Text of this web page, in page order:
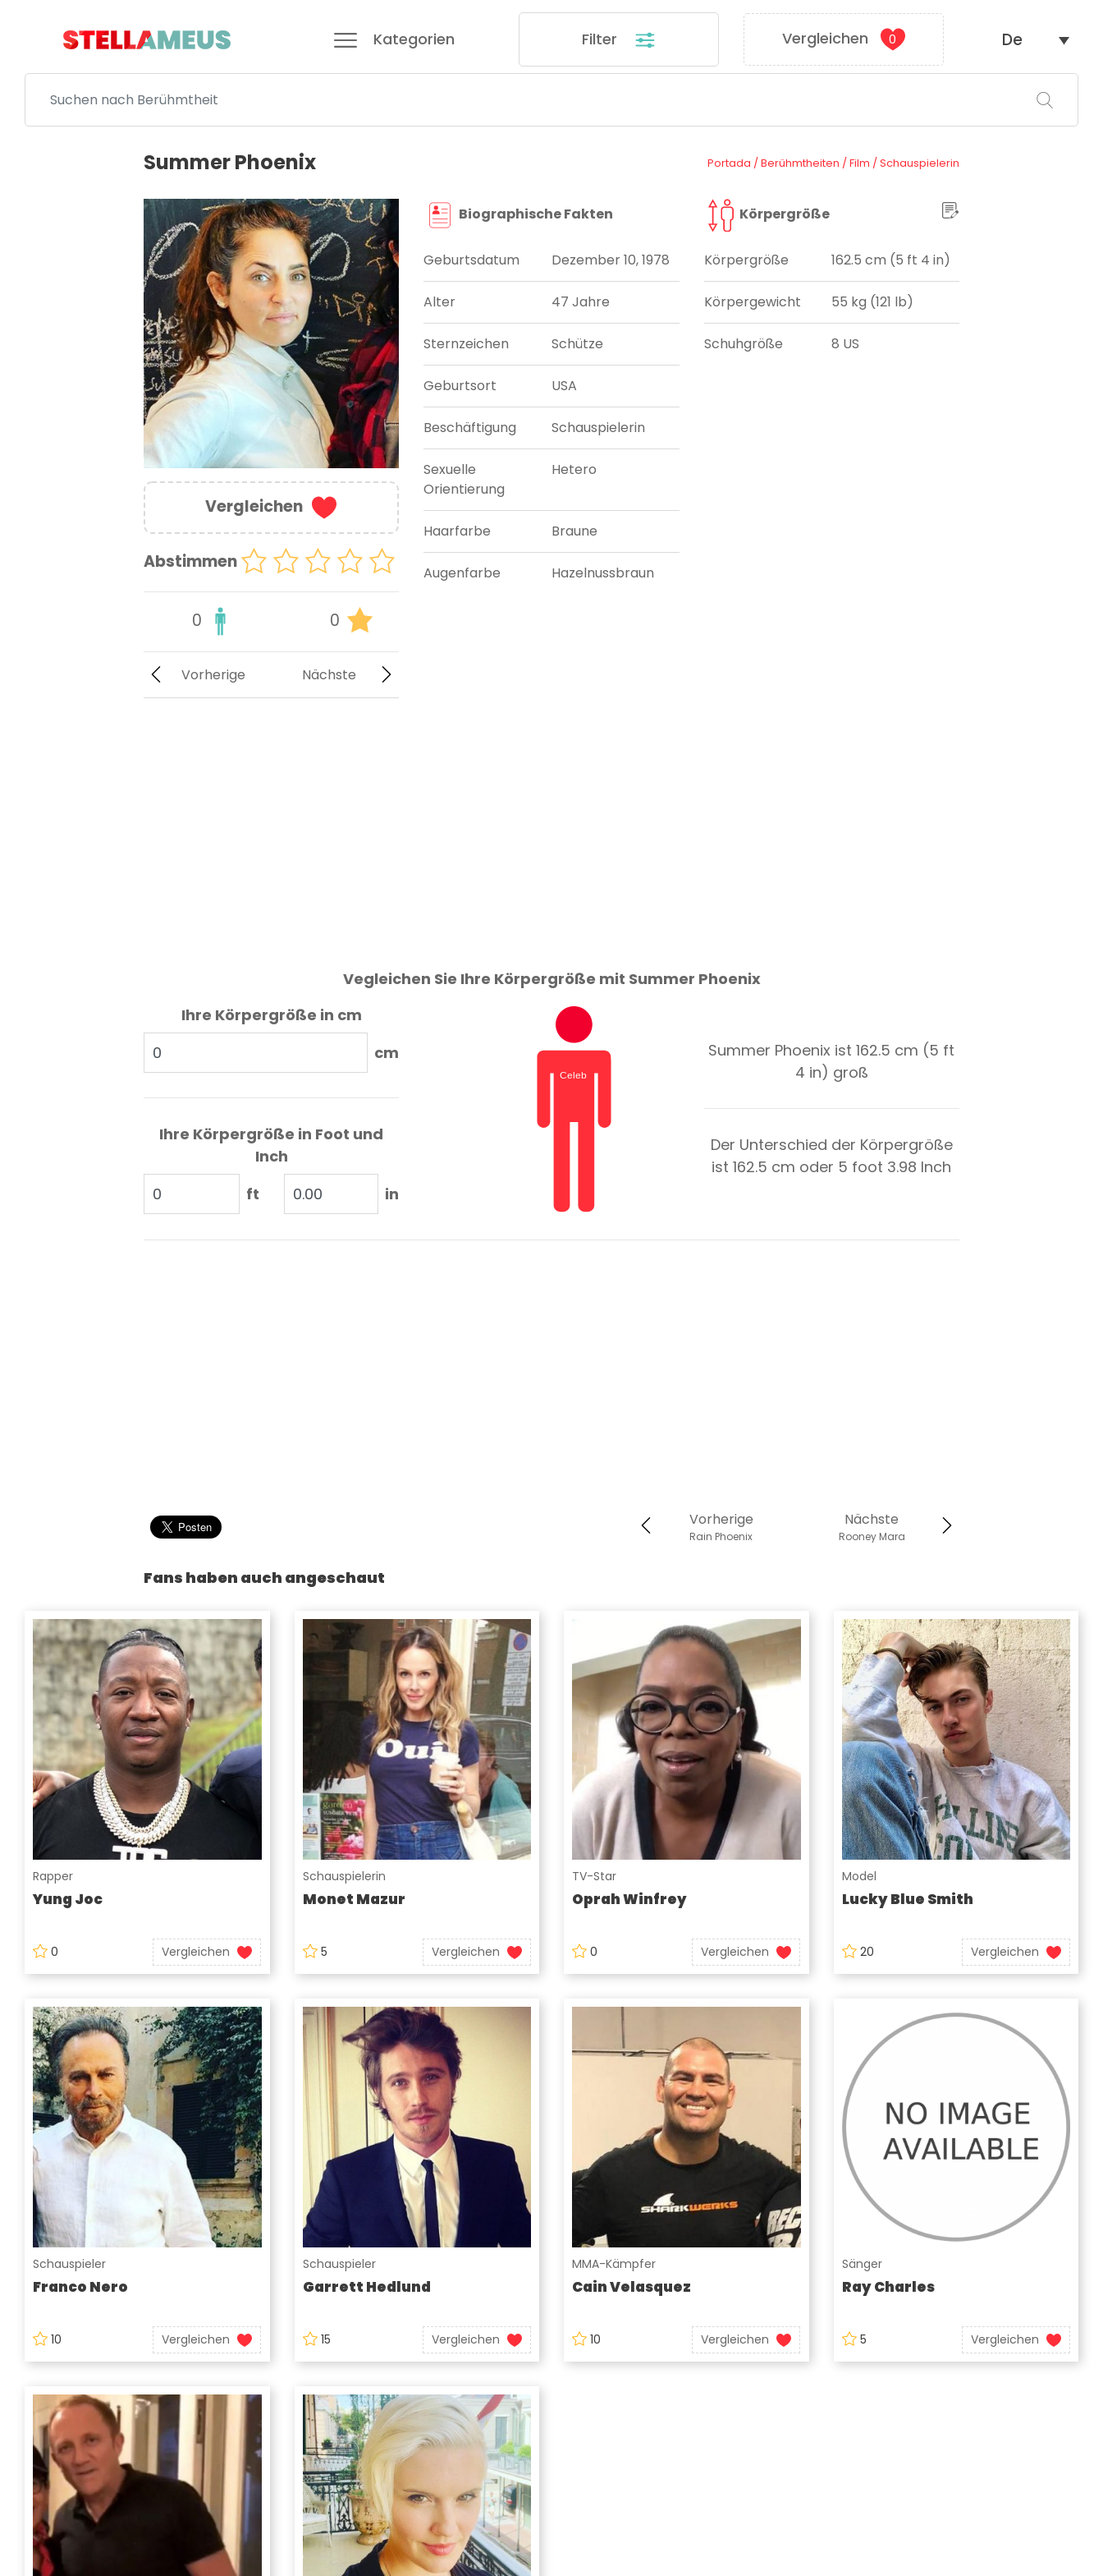
Kategorien Filter Vergleichen 0 De
Summer Phoenix Portada /Berühmtheiten /Film /Schauspielerin
Vergleichen
Abstimmen
0 0
Nächste
Vorherige
Biographische Fakten
Geburtsdatum Dezember 10, 1978
Alter 47 Jahre
Sternzeichen Schütze
Geburtsort USA
Beschäftigung Schauspielerin
Sexuelle
Orientierung
Hetero
Haarfarbe Braune
Augenfarbe Hazelnussbraun
Körpergröße
Körpergröße 162.5 cm (5 ft 4 in)
Körpergewicht 55 kg (121 lb)
Schuhgröße 8 US
Vegleichen Sie Ihre Körpergröße mit Summer Phoenix
Ihre Körpergröße in cm
cm
Ihre Körpergröße in Foot und
Inch
ft
in
Summer Phoenix ist 162.5 cm (5 ft
4 in) groß
Der Unterschied der Körpergröße
ist162.5 cm oder 5 foot 3.98 Inch
Nächste
Rooney Mara
Vorherige
Rain Phoenix
Fans haben auch angeschaut
Rapper
Yung Joc
0 Vergleichen
Schauspielerin
Monet Mazur
5 Vergleichen
TV-Star
Oprah Winfrey
0 Vergleichen
Model
Lucky Blue Smith
20 Vergleichen
Schauspieler
Franco Nero
10 Vergleichen
Schauspieler
Garrett Hedlund
15 Vergleichen
MMA-Kämpfer
Cain Velasquez
10 Vergleichen
Sänger
Ray Charles
5 Vergleichen